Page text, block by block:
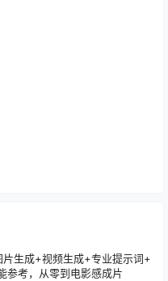
片生成+视频生成+专业提示词+
参考，从零到电影感成片